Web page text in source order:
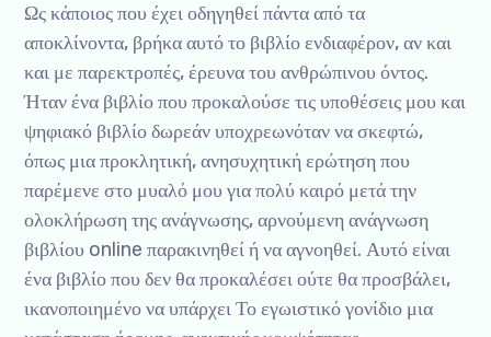
Ως κάποιος που έχει οδηγηθεί πάντα από τα
αποκλίνοντα, βρήκα αυτό το βιβλίο ενδιαφέρον, αν και
και με παρεκτροπές, έρευνα του ανθρώπινου όντος.
Ήταν ένα βιβλίο που προκαλούσε τις υποθέσεις μου και
ψηφιακό βιβλίο δωρεάν υποχρεωνόταν να σκεφτώ,
όπως μια προκλητική, ανησυχητική ερώτηση που
παρέμενε στο μυαλό μου για πολύ καιρό μετά την
ολοκλήρωση της ανάγνωσης, αρνούμενη ανάγνωση
βιβλίου online παρακινηθεί ή να αγνοηθεί. Αυτό είναι
ένα βιβλίο που δεν θα προκαλέσει ούτε θα προσβάλει,
ικανοποιημένο να υπάρχει Το εγωιστικό γονίδιο μια